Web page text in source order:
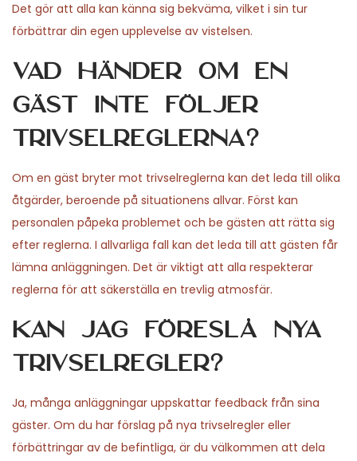
Det gör att alla kan känna sig bekväma, vilket i sin tur
förbättrar din egen upplevelse av vistelsen.
Vad händer om en
gäst inte följer
trivselreglerna?
Om en gäst bryter mot trivselreglerna kan det leda till olika
åtgärder, beroende på situationens allvar. Först kan
personalen påpeka problemet och be gästen att rätta sig
efter reglerna. I allvarliga fall kan det leda till att gästen får
lämna anläggningen. Det är viktigt att alla respekterar
reglerna för att säkerställa en trevlig atmosfär.
Kan jag föreslå nya
trivselregler?
Ja, många anläggningar uppskattar feedback från sina
gäster. Om du har förslag på nya trivselregler eller
förbättringar av de befintliga, är du välkommen att dela